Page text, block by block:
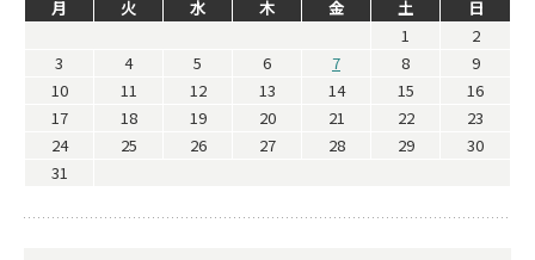
月 火 水 木 金 土
日
1
2
3
4 5 6 7 8
9
10
11 12 13 14 15
16
17
18 19 20 21 22
23
24
25 26 27 28 29
30
31